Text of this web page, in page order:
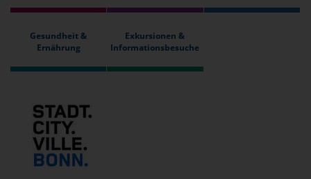
Gesundheit &
Ernährung
Exkursionen &
Informationsbesuche